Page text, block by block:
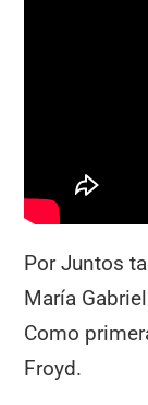
Por Juntos
María
Como
Froyd.